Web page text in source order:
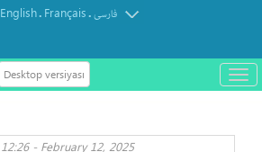
English. Français.فارسی
Desktop versiyası
باز
و
12:26 - February 12, 2025